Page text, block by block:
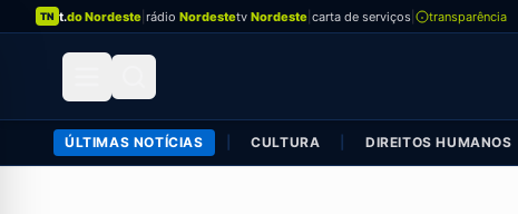
TN t.do Nordeste rádio Nordestetv Nordeste carta de serviços transparência
ÚLTIMAS NOTÍCIAS CULTURA DIREITOS HUMANOS